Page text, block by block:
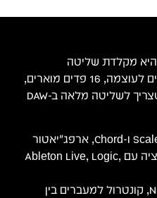
Novation LaunchKey 25 MK3 היא מקלדת שליטה
קומפקטית עם 25 קלידים רגישים לעוצמה, 16 פדים מוארים,
ו-8 כפתורי Encoder – כל מה שצריך לשליטה מלאה ב-DAW
המקלדת שליטה כוללת מצבי Scale ו-Chord, ארפג׳יאטור
מובנה, ותמיכה מלאה באינטגרציה עם Ableton Live, Logic,
הפיצ’רים כוללים גם כפתורי Nav, קונטרול למעברים בין